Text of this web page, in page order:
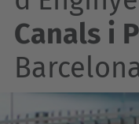
Canals i